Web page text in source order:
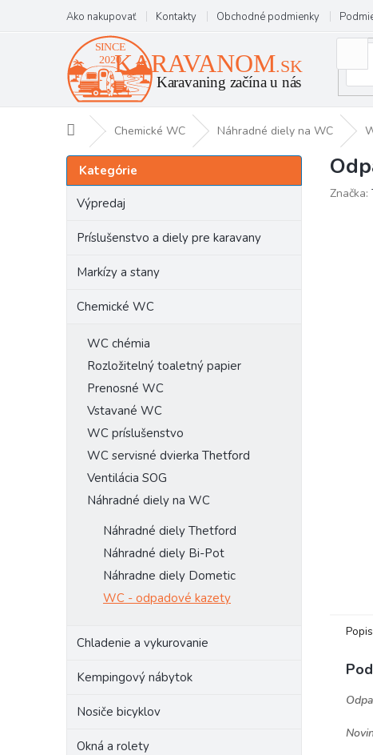
obsah
Ako nakupovať Kontakty Obchodné podmienky
DomovChemické WC Náhradné diely na WC
B
o
Preskočiť
kategórie
Kategórie
Výpredaj
Príslušenstvo a diely pre karavany
Markízy a stany
Chemické WC
WC chémia
Rozložitelný toaletný papier
Prenosné WC
Vstavané WC
WC príslušenstvo
WC servisné dvierka Thetford
Ventilácia SOG
Náhradné diely na WC
Náhradné diely Thetford
Náhradné diely Bi-Pot
Náhradne diely Dometic
WC - odpadové kazety
Chladenie a vykurovanie
Kempingový nábytok
Nosiče bicyklov
Okná a rolety
Značka:
Popis